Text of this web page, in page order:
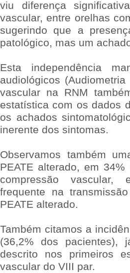
viu diferença
vascular, entre orelhas
sugerindo que a
patológico, mas um
Esta independência
audiológicos
vascular na RNM
estatística com os dados
os achados
inerente dos sintomas.
Observamos também
PEATE alterado, em
compressão vascular,
frequente na
PEATE alterado.
Também citamos a
(36,2% dos pacientes),
descrito nos primeiros
vascular do VIII par.